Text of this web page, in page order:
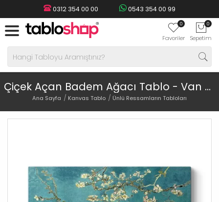
0312 354 00 00 0543 354 00 99
0
Favoriler
0
Sepetim
Çiçek Açan Badem Ağacı Tablo - Van Gogh
Ana Sayfa Kanvas Tablo Ünlü Ressamların Tabloları